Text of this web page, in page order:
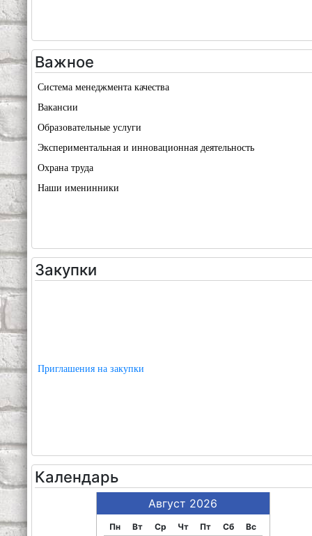
Важное
Система менеджмента качества
Вакансии
Образовательные услуги
Экспериментальная и инновационная деятельность
Охрана труда
Наши именинники
Закупки
Приглашения на закупки
Календарь
Август 2026
Пн Вт Ср Чт Пт Сб Вс